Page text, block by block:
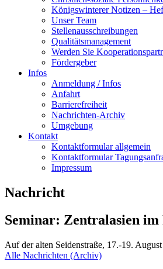
Königswinterer Notizen –
Unser Team
Stellenausschreibungen
Qualitätsmanagement
Werden Sie
Fördergeber
Infos
Anmeldung / Infos
Anfahrt
Barrierefreiheit
Nachrichten-Archiv
Umgebung
Kontakt
Kontaktformular allgemein
Kontaktformular
Impressum
Nachricht
Seminar: Zentralasien im
Auf der alten Seidenstraße, 17.-19.
Alle Nachrichten (Archiv)